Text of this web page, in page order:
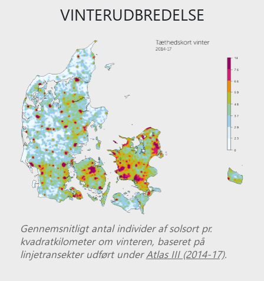
VINTERUDBREDELSE
Gennemsnitligt antal individer af solsort pr.
kvadratkilometer om vinteren, baseret på
linjetransekter udført underAtlas III (2014-17).